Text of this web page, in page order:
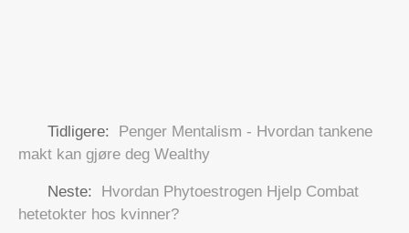
Tidligere:
Penger Mentalism - Hvordan tankene
makt kan gjøre deg Wealthy
Neste:
Hvordan Phytoestrogen Hjelp Combat
hetetokter hos kvinner?